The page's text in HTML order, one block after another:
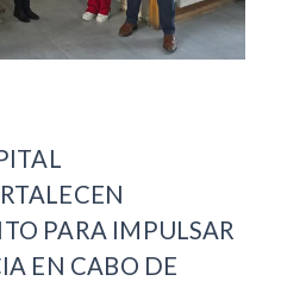
PARA IMPULSAR
EN CABO DE